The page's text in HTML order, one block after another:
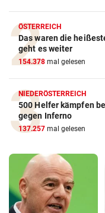
ÖSTERREICH
Das waren die
geht es weiter
154.378 mal gelesen
NIEDERÖSTERREICH
500 Helfer kämpfen
gegen Inferno
137.257 mal gelesen